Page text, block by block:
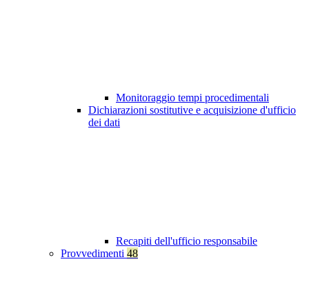
Monitoraggio tempi procedimentali
Dichiarazioni sostitutive e acquisizione d'ufficio
dei dati
Recapiti dell'ufficio responsabile
Provvedimenti 48